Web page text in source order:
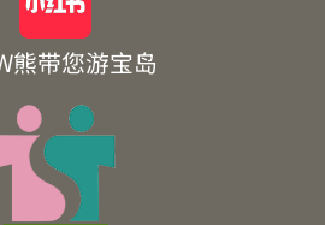
熊带您游宝岛